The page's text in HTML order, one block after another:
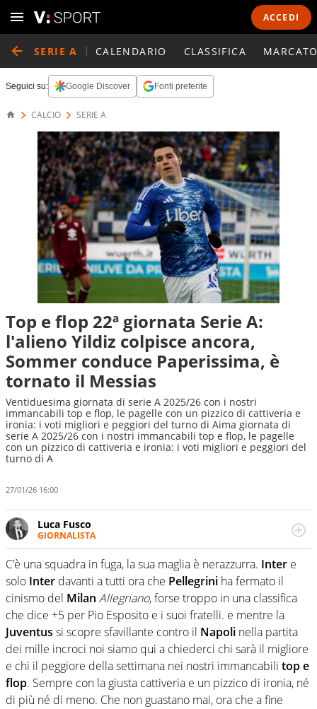
ACCEDI
SERIE A CALENDARIO CLASSIFICA
Seguici su: Google Discover Fonti preferite
CALCIO SERIE A
Top e flop 22ª giornata Serie A:
l'alieno Yildiz colpisce ancora,
Sommer conduce Paperissima, è
tornato il Messias
Ventiduesima giornata di serie A 2025/26 con i nostri
immancabili top e flop, le pagelle con un pizzico di cattiveria e
ironia: i voti migliori e peggiori del turno di Aima giornata di
serie A 2025/26 con i nostri immancabili top e flop, le pagelle
con un pizzico di cattiveria e ironia: i voti migliori e peggiori del
turno di A
27/01/26 16:00
Luca Fusco
GIORNALISTA
Giornalista multimediale. Quando si accendono i motori,
lui sgasa, impenna, derapa. E spesso e volentieri finisce
sul podio
C’è una squadra in fuga, la sua maglia è nerazzurra. Inter e
solo Inter davanti a tutti ora che Pellegrini ha fermato il
cinismo del Milan Allegriano, forse troppo in una classifica
che dice +5 per Pio Esposito e i suoi fratelli. e mentre la
Juventus si scopre sfavillante contro il Napoli nella partita
dei mille incroci noi siamo qui a chiederci chi sarà il migliore
e chi il peggiore della settimana nei nostri immancabili top e
flop. Sempre con la giusta cattiveria e un pizzico di ironia, né
di più né di meno. Che non guastano mai, ora che a fine